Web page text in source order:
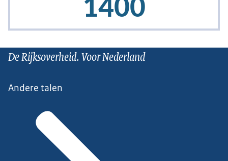
De Rijksoverheid. Voor Nederland
Andere talen